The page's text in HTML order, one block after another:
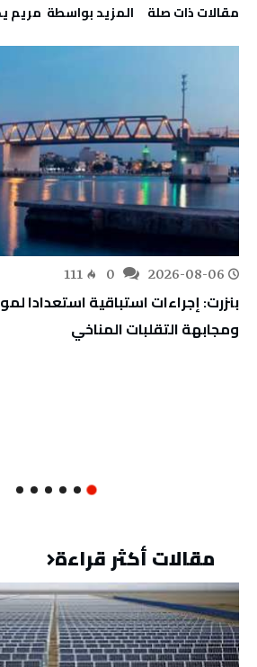
‫مقالات ذات صلة‬ ‫‫المزيد بواسطة‬ ‬ مريم
2026-08-06
111
بنزرت: إجراءات استباقية استعدادا
ومجابهة التقلبات المناخي
مقالات أكثر قراءة